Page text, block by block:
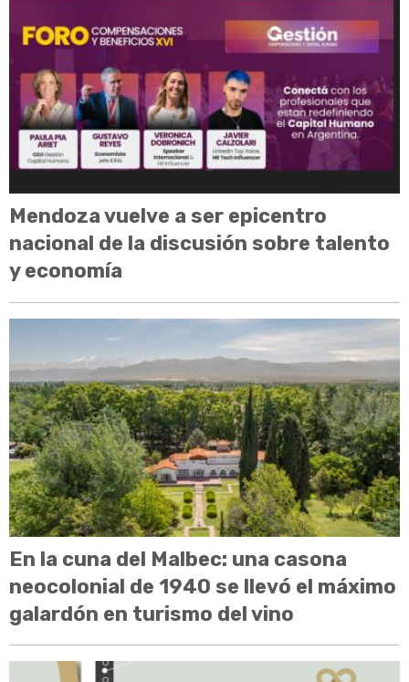
Mendoza vuelve a ser epicentro
nacional de la discusión sobre talento
y economía
En la cuna del Malbec: una casona
neocolonial de 1940 se llevó el máximo
galardón en turismo del vino